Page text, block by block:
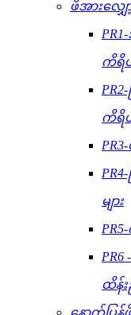
ဖိအားလျှေ
ကိရိယ
ကိရိယ
များ
ထိန်
နောက်ပြ